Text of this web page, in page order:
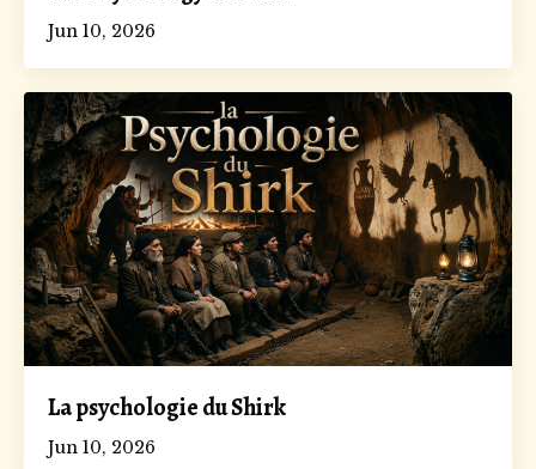
Jun 10, 2026
La psychologie du Shirk
Jun 10, 2026